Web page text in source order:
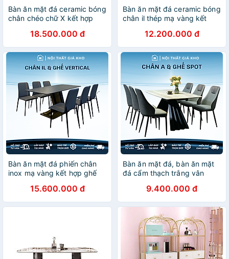
Bàn ăn mặt đá ceramic bóng
chân chéo chữ X kết hợp
18.500.000 đ
Bàn ăn mặt đá ceramic bóng
chân il thép mạ vàng kết
12.200.000 đ
Bàn ăn mặt đá phiến chân
inox mạ vàng kết hợp ghế
8 ghế nhập khẩu
15.600.000 đ
Bàn ăn mặt đá, bàn ăn mặt
đá cẩm thạch trắng vân
kết hợp ghế spot
9.400.000 đ